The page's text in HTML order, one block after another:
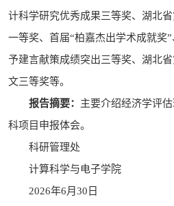
计科学研究优秀成果三等奖、湖北
一等奖、首届“柏嘉杰出学术成就奖
予建言献策成绩突出三等奖、湖北
文三等奖等。
报告摘要： 主要介绍经济学评
科项目申报体会。
科研管理处
计算科学与电子学院
2026年6月30日